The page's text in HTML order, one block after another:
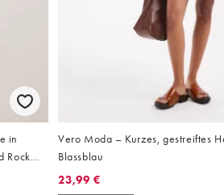
in
Rock
Vero Moda – Kurzes, gestreiftes
Blassblau
23,99 €